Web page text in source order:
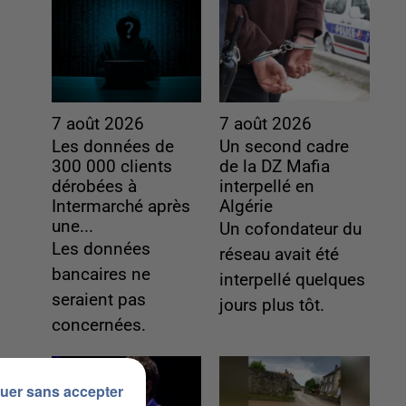
7 août 2026
Les données de
300 000 clients
dérobées à
Intermarché après
une...
Les données
bancaires ne
seraient pas
concernées.
7 août 2026
Un second cadre
de la DZ Mafia
interpellé en
Algérie
Un cofondateur du
réseau avait été
interpellé quelques
jours plus tôt.
sans accepter